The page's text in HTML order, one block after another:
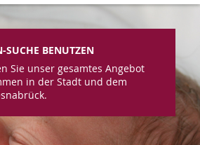
SUCHE BENUTZEN
Sie unser gesamtes Angebot
in der Stadt und dem